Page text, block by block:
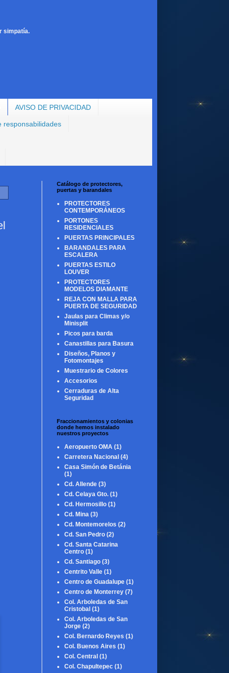
simpatía.
AVISO DE PRIVACIDAD
responsabilidades
Catálogo de protectores,
puertas y barandales
PROTECTORES
CONTEMPORÁNEOS
PORTONES
RESIDENCIALES
PUERTAS PRINCIPALES
BARANDALES PARA
ESCALERA
PUERTAS ESTILO
LOUVER
PROTECTORES
MODELOS DIAMANTE
REJA CON MALLA PARA
PUERTA DE SEGURIDAD
Jaulas para Climas y/o
Minisplit
Picos para barda
Canastillas para Basura
Diseños, Planos y
Fotomontajes
Muestrario de Colores
Accesorios
Cerraduras de Alta
Seguridad
Fraccionamientos y colonias
donde hemos instalado
nuestros proyectos
Aeropuerto OMA (1)
Carretera Nacional (4)
Casa Simón de Betánia
(1)
Cd. Allende (3)
Cd. Celaya Gto. (1)
Cd. Hermosillo (1)
Cd. Mina (3)
Cd. Montemorelos (2)
Cd. San Pedro (2)
Cd. Santa Catarina
Centro (1)
Cd. Santiago (3)
Centrito Valle (1)
Centro de Guadalupe (1)
Centro de Monterrey (7)
Col. Arboledas de San
Cristobal (1)
Col. Arboledas de San
Jorge (2)
Col. Bernardo Reyes (1)
Col. Buenos Aires (1)
Col. Central (1)
Col. Chapultepec (1)